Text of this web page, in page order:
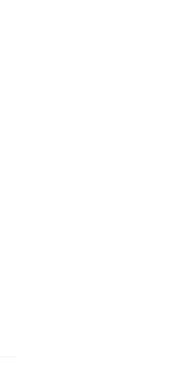
via X - U verlaat
via Facebook - U
via e-mail
via LinkedIn - U